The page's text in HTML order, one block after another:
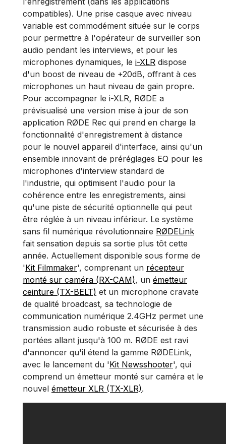
compatibles). Une prise casque avec niveau
variable est commodément située sur le corps
pour permettre à l'opérateur de surveiller son
audio pendant les interviews, et pour les
microphones dynamiques, le i-XLR dispose
d'un boost de niveau de +20dB, offrant à ces
microphones un haut niveau de gain propre.
Pour accompagner le i-XLR, RØDE a
prévisualisé une version mise à jour de son
application RØDE Rec qui prend en charge la
fonctionnalité d'enregistrement à distance
pour le nouvel appareil d'interface, ainsi qu'un
ensemble innovant de préréglages EQ pour les
microphones d'interview standard de
l'industrie, qui optimisent l'audio pour la
cohérence entre les enregistrements, ainsi
qu'une piste de sécurité optionnelle qui peut
être réglée à un niveau inférieur. Le système
sans fil numérique révolutionnaire RØDELink
fait sensation depuis sa sortie plus tôt cette
année. Actuellement disponible sous forme de
'Kit Filmmaker', comprenant un récepteur
monté sur caméra (RX-CAM), un émetteur
ceinture (TX-BELT) et un microphone cravate
de qualité broadcast, sa technologie de
communication numérique 2.4GHz permet une
transmission audio robuste et sécurisée à des
portées allant jusqu'à 100 m. RØDE est ravi
d'annoncer qu'il étend la gamme RØDELink,
avec le lancement du 'Kit Newsshooter', qui
comprend un émetteur monté sur caméra et le
nouvel émetteur XLR (TX-XLR).